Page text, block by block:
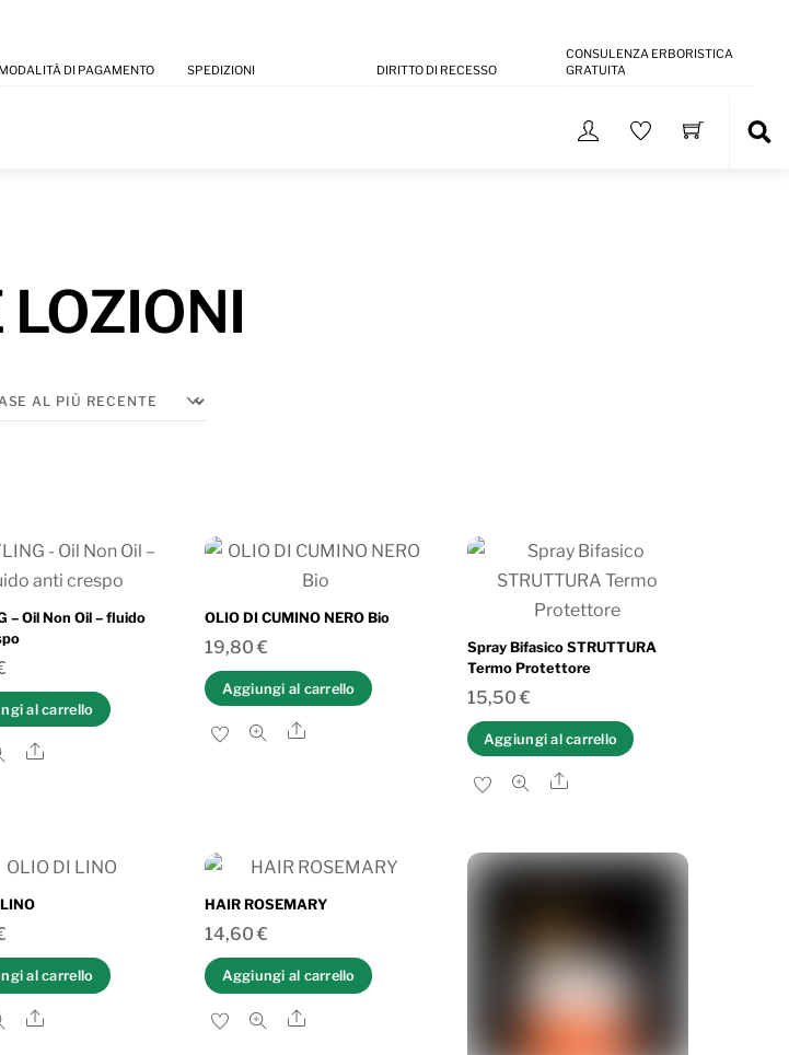
MODALITÀ DI PAGAMENTO SPEDIZIONI DIRITTO DI RECESSO
CONSULENZA ERBORISTICA
GRATUITA
LOZIONI
– Oil Non Oil – fluido
al carrello
Share
OLIO DI CUMINO NERO Bio
19,80€
Aggiungi al carrello
Share
Spray Bifasico STRUTTURA
Termo Protettore
15,50 €
Aggiungi al carrello
Share
al carrello
Share
HAIR ROSEMARY
14,60€
Aggiungi al carrello
Share